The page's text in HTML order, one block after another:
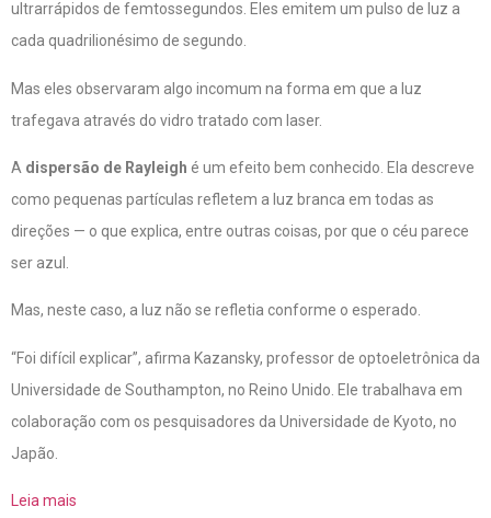
ultrarrápidos de femtossegundos. Eles emitem um pulso de luz a
cada quadrilionésimo de segundo.
Mas eles observaram algo incomum na forma em que a luz
trafegava através do vidro tratado com laser.
A dispersão de Rayleigh é um efeito bem conhecido. Ela descreve
como pequenas partículas refletem a luz branca em todas as
direções — o que explica, entre outras coisas, por que o céu parece
ser azul.
Mas, neste caso, a luz não se refletia conforme o esperado.
“Foi difícil explicar”, afirma Kazansky, professor de optoeletrônica da
Universidade de Southampton, no Reino Unido. Ele trabalhava em
colaboração com os pesquisadores da Universidade de Kyoto, no
Japão.
Leia mais